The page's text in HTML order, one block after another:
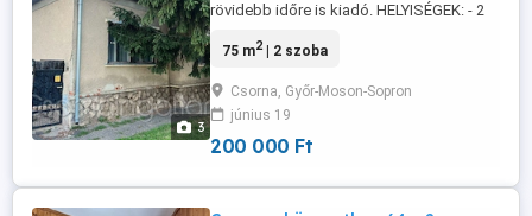
3
rövidebb időre is kiadó. HELYISÉGEK: - 2
közlekedő MŰSZAKI JELLEMZŐK: -
hagyományos nyílászárók - bútorozott
TELEK: - 300 m2-es - parkolás az udvaron
lehetséges FONTOS LEHET: - munkások
75 m2| 2 szoba
Csorna, Győr-Moson-Sopron
június 19
200 000 Ft